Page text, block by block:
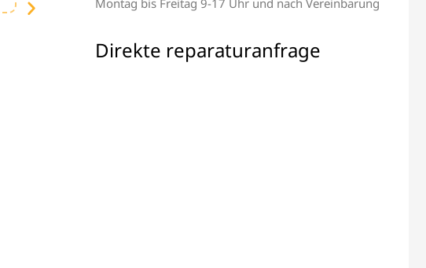
Alle elektronischen Bauteile
Montag bis Freitag 9-17 Uhr und nach Vereinbarung
Direkte reparaturanfrage